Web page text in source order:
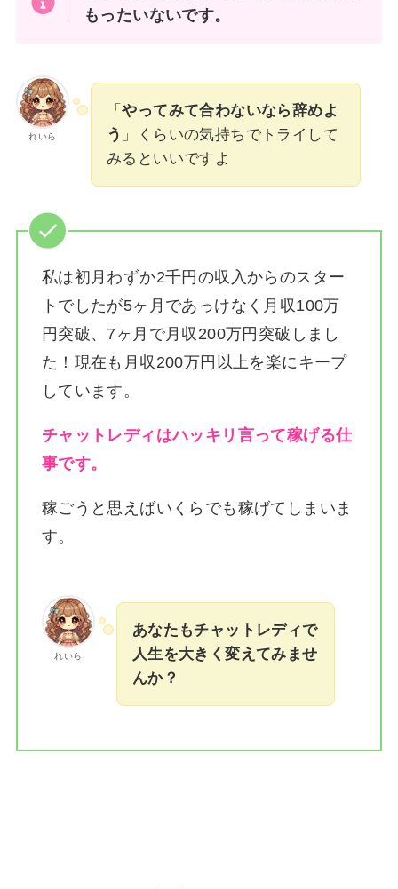
もったいないです。
れいら
「やってみて合わないなら辞めよ
う 」くらいの気持ちでトライして
みるといいですよ
私は初月わずか2千円の収入からのスター
トでしたが5ヶ月であっけなく月収100万
円突破、7ヶ月で月収200万円突破しまし
た！ 現在も月収200万円以上を楽にキープ
しています。
チャットレディはハッキリ言って稼げる仕
事です。
稼ごうと思えばいくらでも稼げてしまいま
す。
れいら
あなたもチャットレディで
人生を大きく変えてみませ
んか？